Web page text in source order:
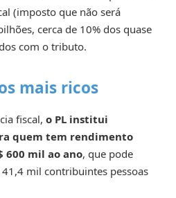
(imposto que não será
cerca de 10% dos quase
com o tributo.
mais ricos
fiscal, o PL institui
quem tem rendimento
600 mil ao ano, que pode
mil contribuintes pessoas